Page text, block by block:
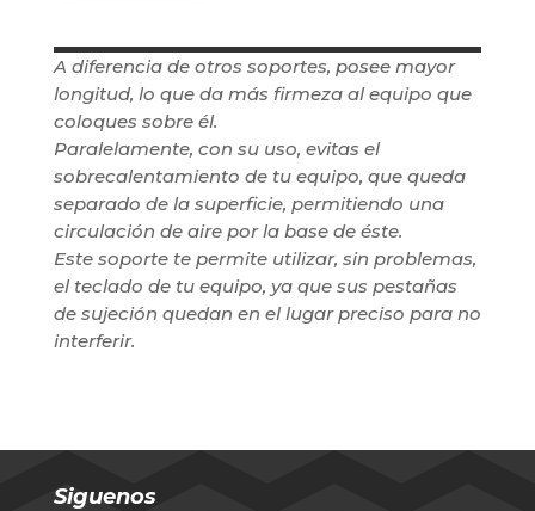
A diferencia de otros soportes, posee mayor
longitud, lo que da más firmeza al equipo que
coloques sobre él.
Paralelamente, con su uso, evitas el
sobrecalentamiento de tu equipo, que queda
separado de la superficie, permitiendo una
circulación de aire por la base de éste.
Este soporte te permite utilizar, sin problemas,
el teclado de tu equipo, ya que sus pestañas
de sujeción quedan en el lugar preciso para no
interferir.
Siguenos